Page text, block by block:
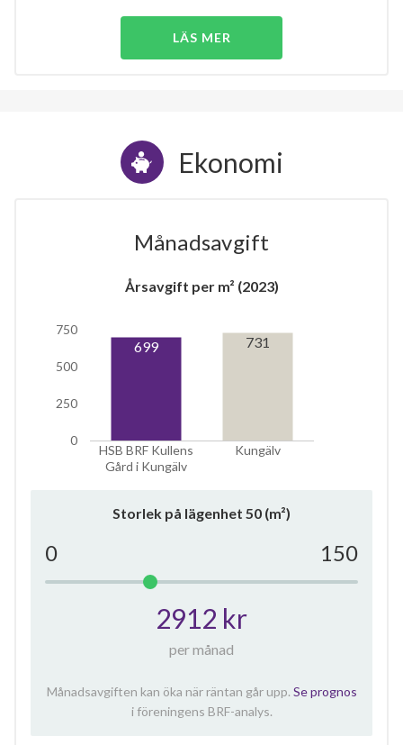
LÄS MER
Ekonomi
Månadsavgift
Årsavgift per m² (2023)
HSB BRF Kullens
Gård i Kungälv
Kungälv
0
250
500
750
699 731
Storlek på lägenhet 50 (m²)
0 150
2912 kr
per månad
Månadsavgiften kan öka när räntan går upp. Se prognos
i föreningens BRF-analys.